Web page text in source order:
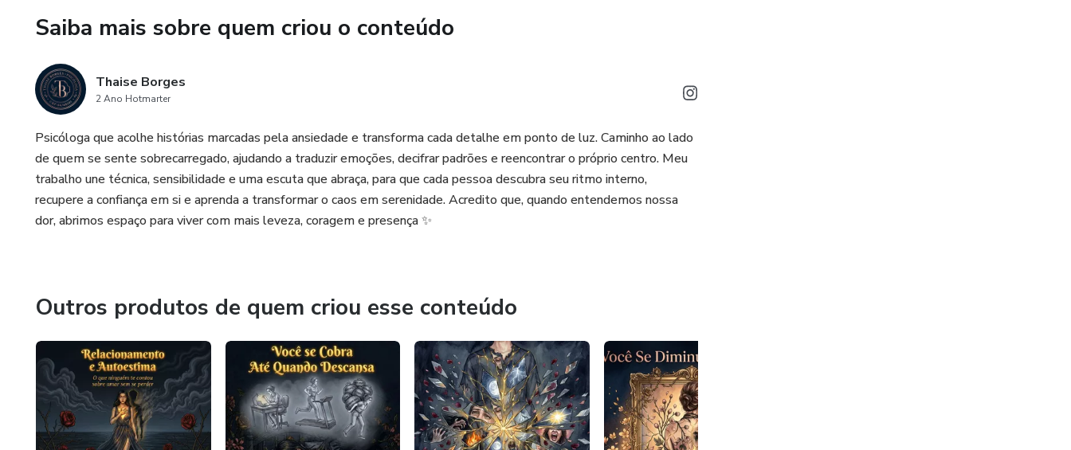
Se você sente que sua mente virou seu lugar mais cansativo… esse material foi feito para
você.
Saiba mais sobre quem criou o conteúdo
Thaise Borges
2 Ano Hotmarter
Psicóloga que acolhe histórias marcadas pela ansiedade e transforma cada detalhe em ponto de luz. Caminho ao lado
de quem se sente sobrecarregado, ajudando a traduzir emoções, decifrar padrões e reencontrar o próprio centro. Meu
trabalho une técnica, sensibilidade e uma escuta que abraça, para que cada pessoa descubra seu ritmo interno,
recupere a confiança em si e aprenda a transformar o caos em serenidade. Acredito que, quando entendemos nossa
dor, abrimos espaço para viver com mais leveza, coragem e presença ✨
Outros produtos de quem criou esse conteúdo